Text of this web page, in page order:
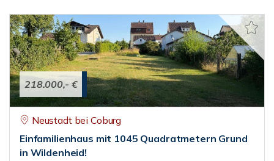
218.000,- €
Neustadt bei Coburg
Einfamilienhaus mit 1045 Quadratmetern Grund
in Wildenheid!